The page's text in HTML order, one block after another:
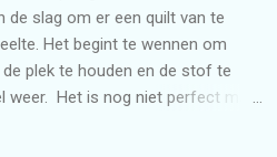
slag om er een quilt van te
Het begint te wennen om
plek te houden en de stof te
Het is nog niet perfect maar